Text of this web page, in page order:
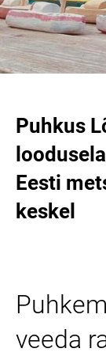
Puhkus
Eesti
keskel
veeda